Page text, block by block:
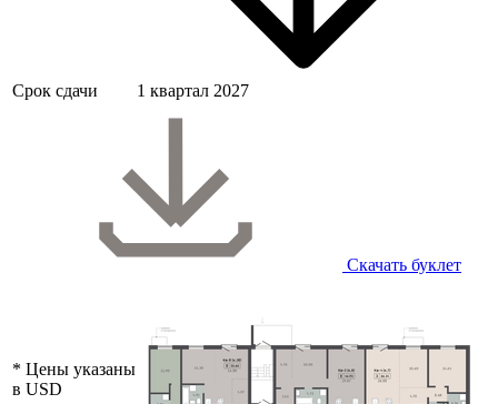
Срок сдачи 1 квартал 2027
Скачать буклет
* Цены указаны
в USD